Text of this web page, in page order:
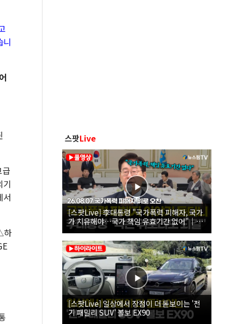
니
기
서
하
스팟Live
[스팟Live] 李대통령 "국가폭력 피해자, 국가
가 치유해야…국가 책임 유효기간 없어"｜
26.08.07 국가폭력 피해자 위로 오찬
[스팟Live] 일상에서 장점이 더 돋보이는 '전
기 패밀리 SUV' 볼보 EX90